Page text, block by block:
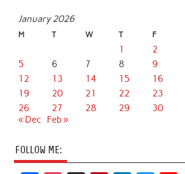
January 2026
M T W T F
1 2
5
6 7 8 9
12
13 14 15 16
19
20 21 22 23
26
27 28 29 30
« Dec
Feb »
FOLLOW ME: